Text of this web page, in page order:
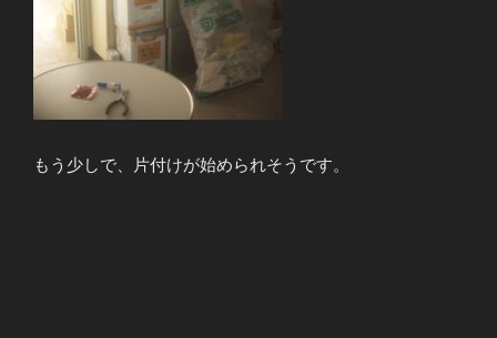
もう少しで、片付けが始められそうです。